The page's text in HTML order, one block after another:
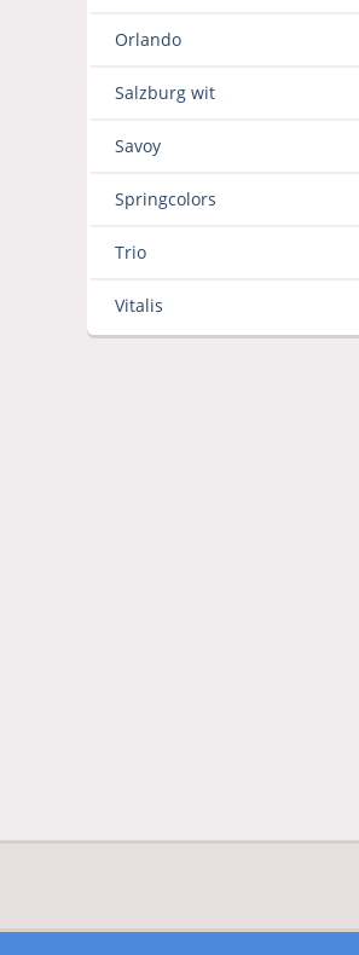
Orlando
Salzburg wit
Savoy
Springcolors
Trio
Vitalis